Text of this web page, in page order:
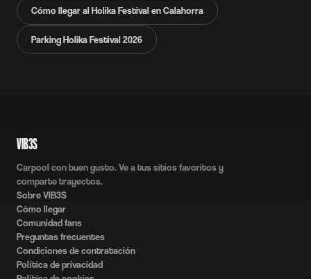
Cómo llegar al Holika Festival en Calahorra
Parking Holika Festival 2026
VIB3S
Carpool con buen gusto. Ve a tus sitios favoritos y
comparte trayectos.
Sobre VIB3S
Cómo llegar
Comunidad fans
Preguntas frecuentes
Condiciones de contratación
Política de privacidad